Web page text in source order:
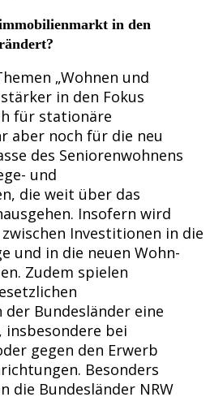
in den
„Wohnen und
in den Fokus
für stationäre
aber noch für die neu
des Seniorenwohnens
und
die weit über das
Insofern wird
Investitionen in die
und in die neuen Wohn-
Zudem spielen
der Bundesländer eine
insbesondere bei
gegen den Erwerb
Besonders
die Bundesländer NRW